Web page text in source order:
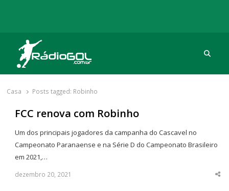
Rádio Gol
Há mais de 20 anos com as melhores coberturas
Casa Posts tagged: Robinho
FCC renova com Robinho
Um dos principais jogadores da campanha do Cascavel no
Campeonato Paranaense e na Série D do Campeonato Brasileiro
em 2021,…
dezembro 20, 2021